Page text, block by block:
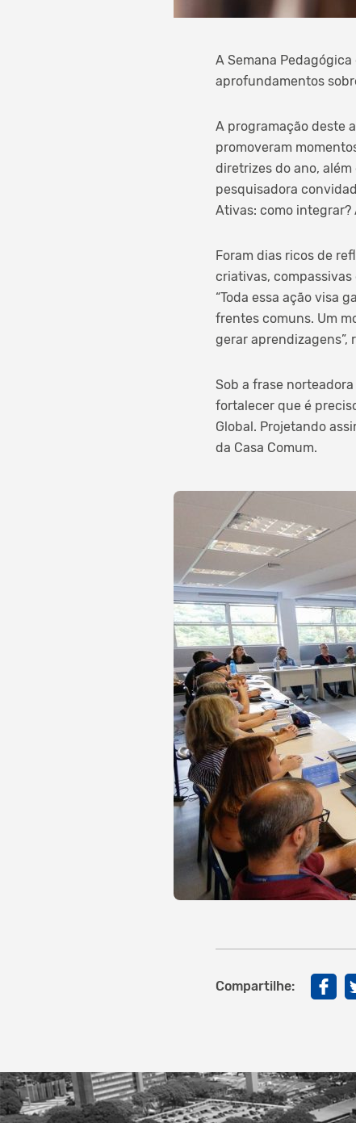
A Semana
aprofundamentos
A programação deste
promoveram
diretrizes do ano,
pesquisadora
Ativas: como integrar?
Foram dias ricos de
criativas,
“Toda essa ação visa
frentes comuns. Um
gerar aprendizagens”,
Sob a frase
fortalecer que é
Global. Projetando
da Casa Comum.
Compartilhe: